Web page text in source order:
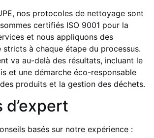
nos protocoles de nettoyage sont
certifiés ISO 9001 pour la
et nous appliquons des
à chaque étape du processus.
va au-delà des résultats, incluant le
et une démarche éco-responsable
produits et la gestion des déchets.
d’expert
basés sur notre expérience :